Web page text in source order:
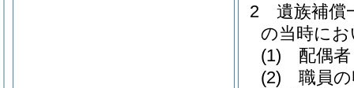
2
遺族補償
の当時に
(1)
配偶者
(2)
職員